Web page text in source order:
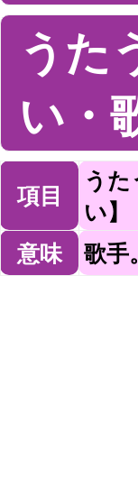
うた
い・
項目
う
い】
意味
歌手。